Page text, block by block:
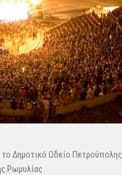
Δημοτικό Ωδείο
Ρωμυλίας